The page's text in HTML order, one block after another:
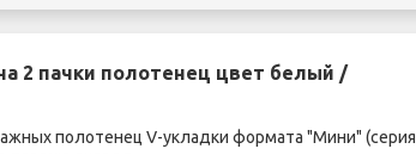
2 пачки полотенец цвет белый /
полотенец V-укладки формата "Мини" (серия